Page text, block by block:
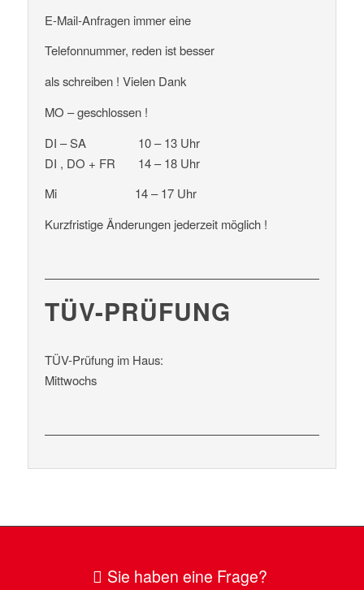
E-Mail-Anfragen immer eine
Telefonnummer, reden ist besser
als schreiben ! Vielen Dank
MO – geschlossen !
DI – SA 10 – 13 Uhr
DI , DO + FR 14 – 18 Uhr
Mi 14 – 17 Uhr
Kurzfristige Änderungen jederzeit möglich !
TÜV-PRÜFUNG
TÜV-Prüfung im Haus:
Mittwochs
Sie haben eine Frage?